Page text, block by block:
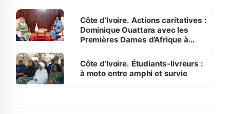
Côte d’Ivoire. Actions caritatives :
Dominique Ouattara avec les
Premières Dames d’Afrique à
Côte d’Ivoire. Étudiants-livreurs :
à moto entre amphi et survie